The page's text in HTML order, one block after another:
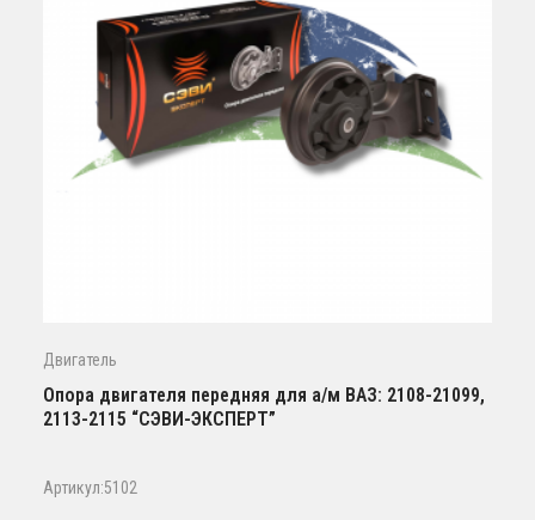
Двигатель
Опора двигателя передняя для а/м ВАЗ: 2108-21099,
2113-2115 “СЭВИ-ЭКСПЕРТ”
Артикул:5102